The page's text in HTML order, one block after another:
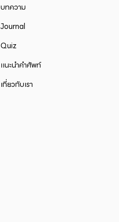
บทความ
Journal
Quiz
แนะนำคำศัพท์
เกี่ยวกับเรา